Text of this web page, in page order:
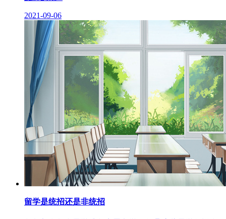
2021-09-06
留学是统招还是非统招